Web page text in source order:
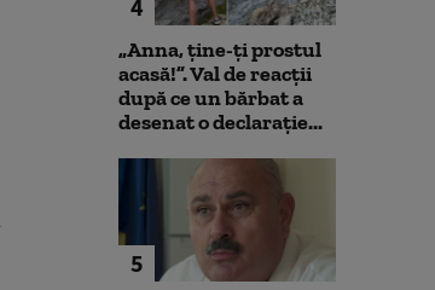
Avertisment de la Bruxelles
după scandalul centralelor
pe cărbune: „Blocarea
angajamentelor din PNRR
poate avea consecințe
financiare”
Noua lege a
deschide
parteneriatul
Nu poți
4
„Anna, ţine-ţi prostul
acasă!”. Val de reacții
după ce un bărbat a
desenat o declarație...
5